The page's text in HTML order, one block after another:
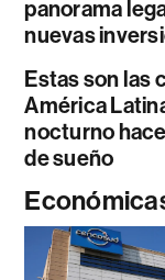
panorama
nuevas
Estas son las
América
nocturno
de sueño